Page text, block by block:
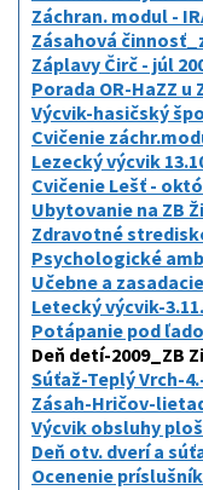
Záchran. modul -
Zásahová
Záplavy Čirč - júl
Porada OR-HaZZ u
Výcvik-hasičský
Cvičenie
Lezecký výcvik
Cvičenie Lešť -
Ubytovanie na ZB
Zdravotné
Psychologické
Učebne a
Letecký výcvik-
Potápanie pod
Deň detí-2009_ZB
Súťaž-Teplý Vrch-
Zásah-Hričov-
Výcvik obsluhy
Deň otv. dverí a
Ocenenie